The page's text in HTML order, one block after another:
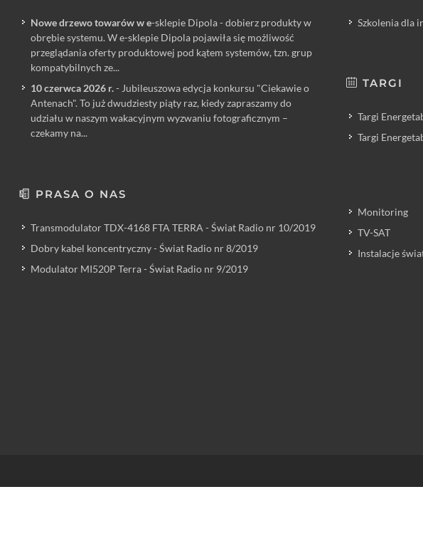
Nowe drzewo towarów w e-sklepie Dipola - dobierz produkty w
obrębie systemu. W e-sklepie Dipola pojawiła się możliwość
przeglądania oferty produktowej pod kątem systemów, tzn. grup
kompatybilnych ze...
10 czerwca 2026 r.- Jubileuszowa edycja konkursu "Ciekawie o
Antenach". To już dwudziesty piąty raz, kiedy zapraszamy do
udziału w naszym wakacyjnym wyzwaniu fotograficznym –
czekamy na...
PRASA O NAS
Transmodulator TDX-4168 FTA TERRA - Świat Radio nr 10/2019
Dobry kabel koncentryczny - Świat Radio nr 8/2019
Modulator MI520P Terra - Świat Radio nr 9/2019
Szkolenia dla
TARGI
Targi
Targi
Monitoring
TV-SAT
Instalacje